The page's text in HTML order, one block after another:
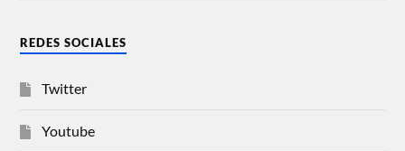
REDES SOCIALES
Twitter
Youtube